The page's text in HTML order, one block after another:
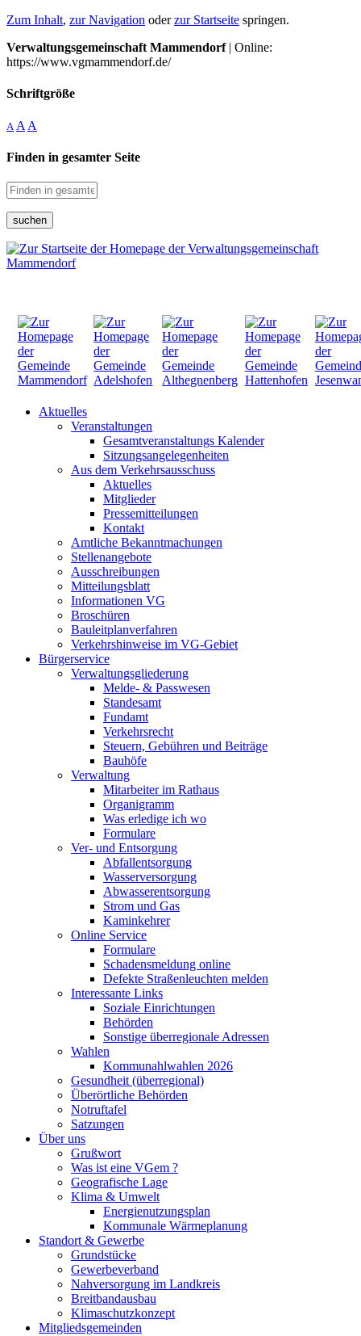
Zum Inhalt, zur Navigation oderzur Startseite springen.
Verwaltungsgemeinschaft Mammendorf| Online:
https://www.vgmammendorf.de/
Schriftgröße
A A A
Finden in gesamter Seite
suchen
Aktuelles
Veranstaltungen
Gesamtveranstaltungs Kalender
Sitzungsangelegenheiten
Aus dem Verkehrsausschuss
Aktuelles
Mitglieder
Pressemitteilungen
Kontakt
Amtliche Bekanntmachungen
Stellenangebote
Ausschreibungen
Mitteilungsblatt
Informationen VG
Broschüren
Bauleitplanverfahren
Verkehrshinweise im VG-Gebiet
Bürgerservice
Verwaltungsgliederung
Melde- & Passwesen
Standesamt
Fundamt
Verkehrsrecht
Steuern, Gebühren und Beiträge
Bauhöfe
Verwaltung
Mitarbeiter im Rathaus
Organigramm
Was erledige ich wo
Formulare
Ver- und Entsorgung
Abfallentsorgung
Wasserversorgung
Abwasserentsorgung
Strom und Gas
Kaminkehrer
Online Service
Formulare
Schadensmeldung online
Defekte Straßenleuchten melden
Interessante Links
Soziale Einrichtungen
Behörden
Sonstige überregionale Adressen
Wahlen
Kommunahlwahlen 2026
Gesundheit (überregional)
Überörtliche Behörden
Notruftafel
Satzungen
Über uns
Grußwort
Was ist eine VGem ?
Geografische Lage
Klima & Umwelt
Energienutzungsplan
Kommunale Wärmeplanung
Standort & Gewerbe
Grundstücke
Gewerbeverband
Nahversorgung im Landkreis
Breitbandausbau
Klimaschutzkonzept
Mitgliedsgemeinden